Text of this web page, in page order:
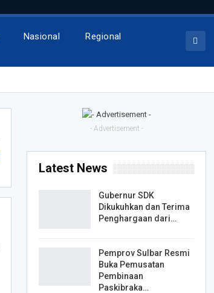
Nasional
Regional
- Advertisement -
Latest News
Gubernur SDK
Dikukuhkan dan Terima
Penghargaan dari…
Pemprov Sulbar Resmi
Buka Pemusatan
Pembinaan
Paskibraka…